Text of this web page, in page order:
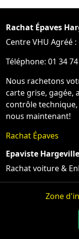
Rachat Épaves
Centre VHU Agréé
Téléphone: 01 34
Nous rachetons
carte grise, gagée,
contrôle
nous maintenant!
Rachat Épaves
Epaviste Hargeville
Rachat voiture &
Zone